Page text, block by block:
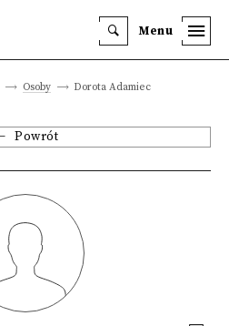
Menu
Osoby Dorota Adamiec
Powrót